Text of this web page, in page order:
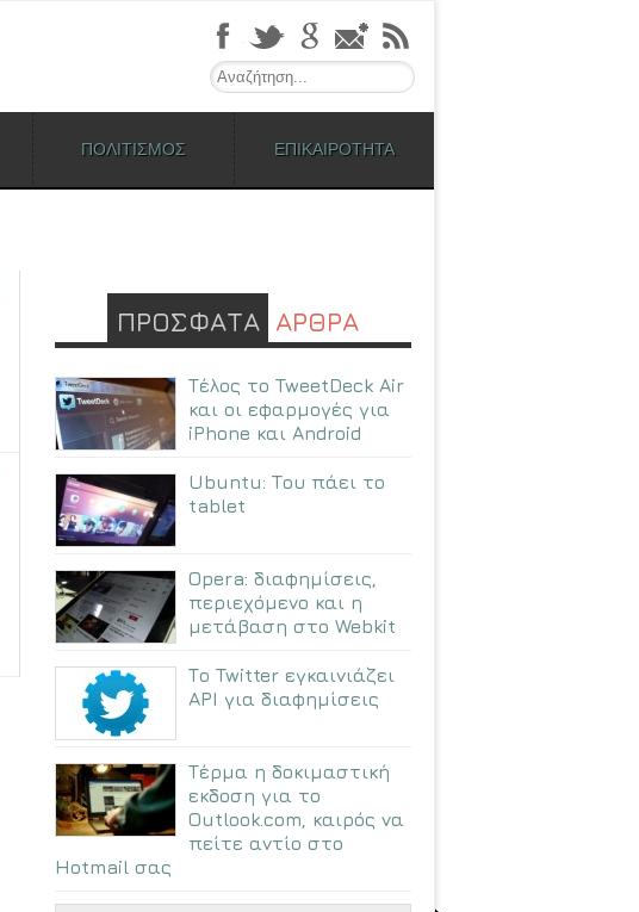
Search
ΠΟΛΙΤΙΣΜΟΣ ΕΠΙΚΑΙΡΟΤΗΤΑ
ΠΡΟΣΦΑΤΑ ΑΡΘΡΑ
Τέλος το TweetDeck Air
και οι εφαρμογές για
iPhone και Android
Ubuntu: Tου πάει το
tablet
Opera: διαφημίσεις,
περιεχόμενο και η
μετάβαση στο Webkit
Το Twitter εγκαινιάζει
API για διαφημίσεις
Τέρμα η δοκιμαστική
εκδοση για το
Outlook.com, καιρός να
πείτε αντίο στο
Hotmail σας